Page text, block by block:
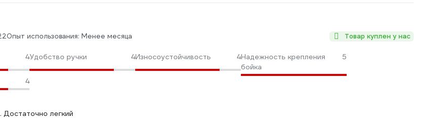
Опыт использования: Менее месяца Товар куплен у нас
4Удобство ручки 4Износоустойчивость 4Надежность крепления
бойка
5
4
легкий